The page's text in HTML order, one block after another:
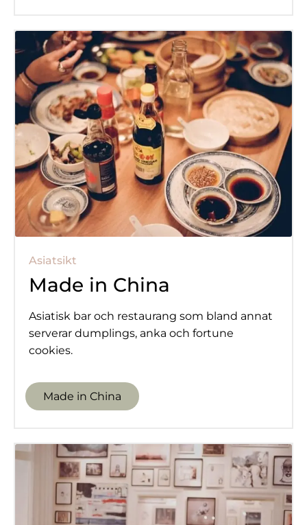
Asiatsikt
Made in China
Asiatisk bar och restaurang som bland annat
serverar dumplings, anka och fortune
cookies.
Made in China